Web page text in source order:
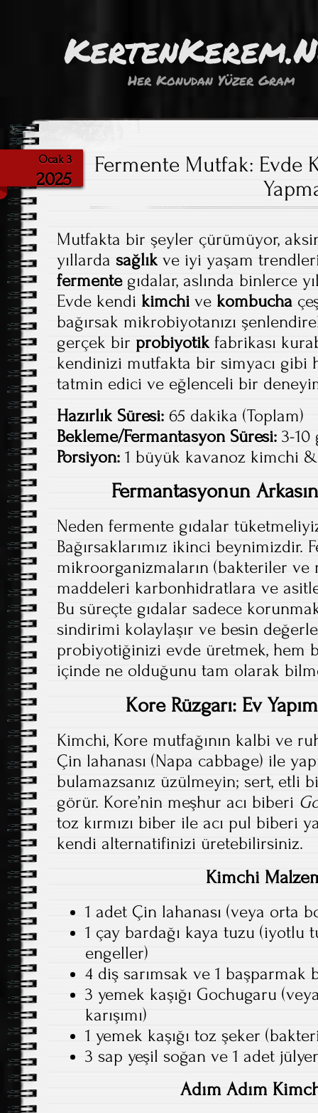
Her Konudan Yüzer Gram
Ocak 3
2025
Fermente Mutfak: Evde
Mutfakta bir şeyler çürümüyor,
yıllarda sağlık ve iyi yaşam
fermentegıdalar, aslında binlerce
Evde kendi kimchi ve kombucha
bağırsak mikrobiyotanızı
gerçek bir probiyotik fabrikası
kendinizi mutfakta bir simyacı gibi
tatmin edici ve eğlenceli bir
Hazırlık Süresi: 65 dakika (Toplam)
Bekleme/Fermantasyon Süresi: 3-10
Porsiyon: 1 büyük kavanoz kimchi
Fermantasyonun
Neden fermente gıdalar
Bağırsaklarımız ikinci beynimizdir.
mikroorganizmaların (bakteriler ve
maddeleri karbonhidratlara ve
Bu süreçte gıdalar sadece
sindirimi kolaylaşır ve besin
probiyotiğinizi evde üretmek, hem
içinde ne olduğunu tam olarak
Kore Rüzgarı: Ev
Kimchi, Kore mutfağının kalbi ve
Çin lahanası (Napa cabbage) ile
bulamazsanız üzülmeyin; sert, etli
görür. Kore’nin meşhur acı biberi
toz kırmızı biber ile acı pul biberi
kendi alternatifinizi üretebilirsiniz.
Kimchi
1 adet Çin lahanası (veya orta
1 çay bardağı kaya tuzu (iyotlu
engeller)
4 diş sarımsak ve 1 başparmak
3 yemek kaşığı Gochugaru
karışımı)
1 yemek kaşığı toz şeker
3 sap yeşil soğan ve 1 adet
Adım Adım